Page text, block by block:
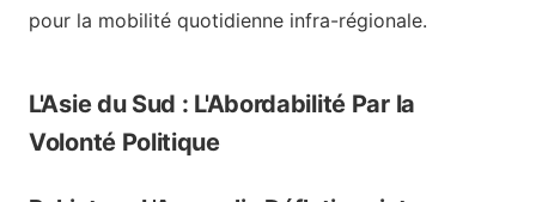
pour la mobilité quotidienne infra-régionale.
L'Asie du Sud : L'Abordabilité Par la
Volonté Politique